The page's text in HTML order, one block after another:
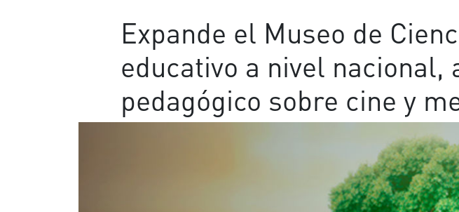
Expande el Museo de
educativo a nivel
pedagógico sobre cine y